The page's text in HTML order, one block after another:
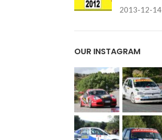
2013-12-14
OUR INSTAGRAM